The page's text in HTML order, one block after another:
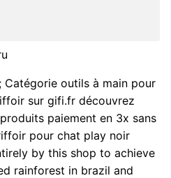
Catégorie outils à main pour
sur gifi.fr découvrez
paiement en 3x sans
pour chat play noir
by this shop to achieve
rainforest in brazil and